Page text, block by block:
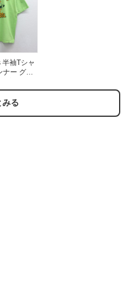
袖Tシャ
ナー グリ
みる